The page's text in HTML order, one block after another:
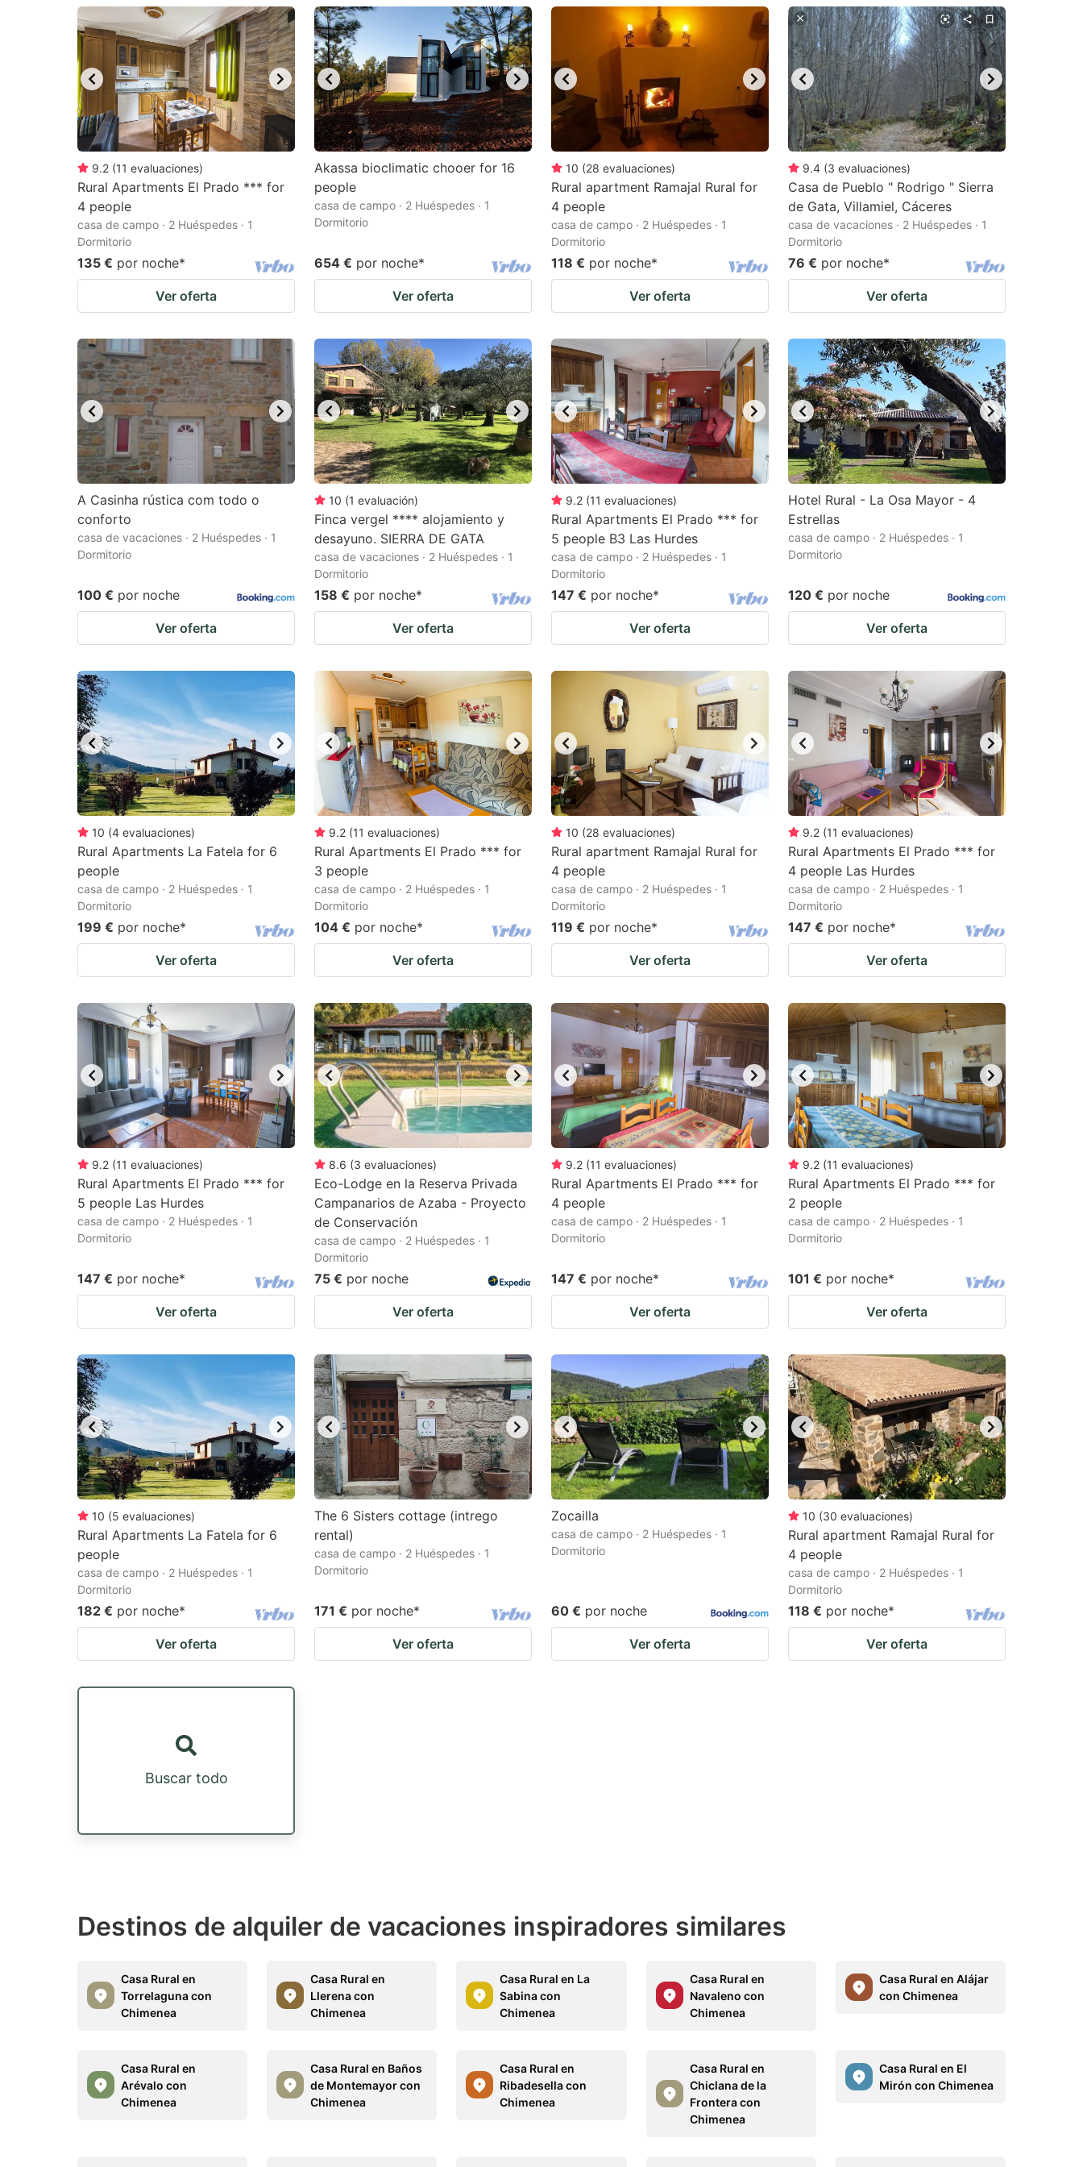
question
mark
key
to
get
the
keyboard
shortcuts
for
changing
dates.
question
mark
key
to
get
the
keyboard
shortcuts
for
dates.
9.2 (11 evaluaciones)
Rural Apartments El Prado *** for
4 people
casa de campo · 2 Huéspedes · 1
Dormitorio
135 € por noche*
Ver oferta
Akassa bioclimatic chooer for 16
people
casa de campo · 2 Huéspedes · 1
Dormitorio
654 € por noche*
Ver oferta
10 (28 evaluaciones)
Rural apartment Ramajal Rural for
4 people
casa de campo · 2 Huéspedes · 1
Dormitorio
118 € por noche*
Ver oferta
9.4 (3 evaluaciones)
Casa de Pueblo " Rodrigo " Sierra
de Gata, Villamiel, Cáceres
casa de vacaciones · 2 Huéspedes · 1
Dormitorio
76 € por noche*
Ver oferta
A Casinha rústica com todo o
conforto
casa de vacaciones · 2 Huéspedes · 1
Dormitorio
100 € por noche
Ver oferta
10 (1 evaluación)
Finca vergel **** alojamiento y
desayuno. SIERRA DE GATA
casa de vacaciones · 2 Huéspedes · 1
Dormitorio
158 € por noche*
Ver oferta
9.2 (11 evaluaciones)
Rural Apartments El Prado *** for
5 people B3 Las Hurdes
casa de campo · 2 Huéspedes · 1
Dormitorio
147 € por noche*
Ver oferta
Hotel Rural - La Osa Mayor - 4
Estrellas
casa de campo · 2 Huéspedes · 1
Dormitorio
120 € por noche
Ver oferta
10 (4 evaluaciones)
Rural Apartments La Fatela for 6
people
casa de campo · 2 Huéspedes · 1
Dormitorio
199 € por noche*
Ver oferta
9.2 (11 evaluaciones)
Rural Apartments El Prado *** for
3 people
casa de campo · 2 Huéspedes · 1
Dormitorio
104 € por noche*
Ver oferta
10 (28 evaluaciones)
Rural apartment Ramajal Rural for
4 people
casa de campo · 2 Huéspedes · 1
Dormitorio
119 € por noche*
Ver oferta
9.2 (11 evaluaciones)
Rural Apartments El Prado *** for
4 people Las Hurdes
casa de campo · 2 Huéspedes · 1
Dormitorio
147 € por noche*
Ver oferta
9.2 (11 evaluaciones)
Rural Apartments El Prado *** for
5 people Las Hurdes
casa de campo · 2 Huéspedes · 1
Dormitorio
147 € por noche*
Ver oferta
8.6 (3 evaluaciones)
Eco-Lodge en la Reserva Privada
Campanarios de Azaba - Proyecto
de Conservación
casa de campo · 2 Huéspedes · 1
Dormitorio
75 € por noche
Ver oferta
9.2 (11 evaluaciones)
Rural Apartments El Prado *** for
4 people
casa de campo · 2 Huéspedes · 1
Dormitorio
147 € por noche*
Ver oferta
9.2 (11 evaluaciones)
Rural Apartments El Prado *** for
2 people
casa de campo · 2 Huéspedes · 1
Dormitorio
101 € por noche*
Ver oferta
10 (5 evaluaciones)
Rural Apartments La Fatela for 6
people
casa de campo · 2 Huéspedes · 1
Dormitorio
182 € por noche*
Ver oferta
The 6 Sisters cottage (intrego
rental)
casa de campo · 2 Huéspedes · 1
Dormitorio
171 € por noche*
Ver oferta
Zocailla
casa de campo · 2 Huéspedes · 1
Dormitorio
60 € por noche
Ver oferta
10 (30 evaluaciones)
Rural apartment Ramajal Rural for
4 people
casa de campo · 2 Huéspedes · 1
Dormitorio
118 € por noche*
Ver oferta
Buscar todo
Destinos de alquiler de vacaciones inspiradores similares
Casa Rural en
Torrelaguna con
Chimenea
Casa Rural en
Llerena con
Chimenea
Casa Rural en La
Sabina con
Chimenea
Casa Rural en
Navaleno con
Chimenea
Casa Rural en Alájar
con Chimenea
Casa Rural en
Arévalo con
Chimenea
Casa Rural en Baños
de Montemayor con
Chimenea
Casa Rural en
Ribadesella con
Chimenea
Casa Rural en
Chiclana de la
Frontera con
Chimenea
Casa Rural en El
Mirón con Chimenea